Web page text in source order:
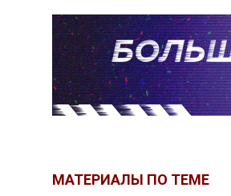
МАТЕРИАЛЫ ПО ТЕМЕ